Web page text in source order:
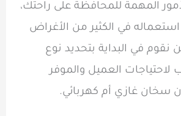
المهمة للمحافظة على راحتك،
في الكثير من الأغراض
نقوم في البداية بتحديد نوع
العميل والموفر
سخان غازي أم كهربائي.